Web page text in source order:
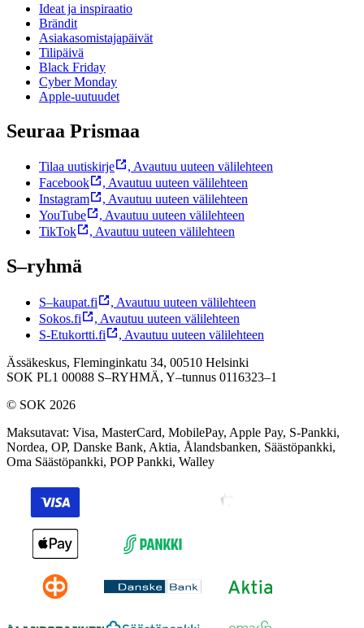
Ideat ja inspiraatio
Brändit
Asiakasomistajapäivät
Tilipäivä
Black Friday
Cyber Monday
Apple-uutuudet
Seuraa Prismaa
Tilaa uutiskirje , Avautuu uuteen välilehteen
Facebook
, Avautuu uuteen välilehteen
Instagram
, Avautuu uuteen välilehteen
YouTube
, Avautuu uuteen välilehteen
TikTok
, Avautuu uuteen välilehteen
S–ryhmä
S–kaupat.fi , Avautuu uuteen välilehteen
Sokos.fi
, Avautuu uuteen välilehteen
S-Etukortti.fi
, Avautuu uuteen välilehteen
Ässäkeskus, Fleminginkatu 34, 00510 Helsinki
SOK PL1 00088 S–RYHMÄ, Y–tunnus 0116323–1
© SOK 2026
Maksutavat: Visa, MasterCard, MobilePay, Apple Pay, S-Pankki,
Nordea, OP, Danske Bank, Aktia, Ålandsbanken, Säästöpankki,
Oma Säästöpankki, POP Pankki, Walley